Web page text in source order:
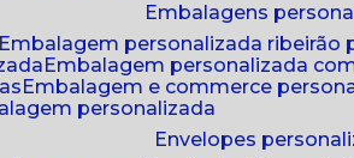
embalagens
embalagem personalizada ribeirão
embalagem personalizada
embalagem e commerce
personalizada
envelopes